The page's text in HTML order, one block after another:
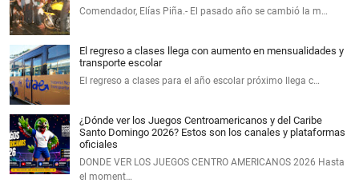
Comendador, Elías Piña.- El pasado año se cambió la m…
El regreso a clases llega con aumento en mensualidades y
transporte escolar
El regreso a clases para el año escolar próximo llega c…
¿Dónde ver los Juegos Centroamericanos y del Caribe
Santo Domingo 2026? Estos son los canales y plataformas
oficiales
DONDE VER LOS JUEGOS CENTRO AMERICANOS 2026 Hasta
el moment…